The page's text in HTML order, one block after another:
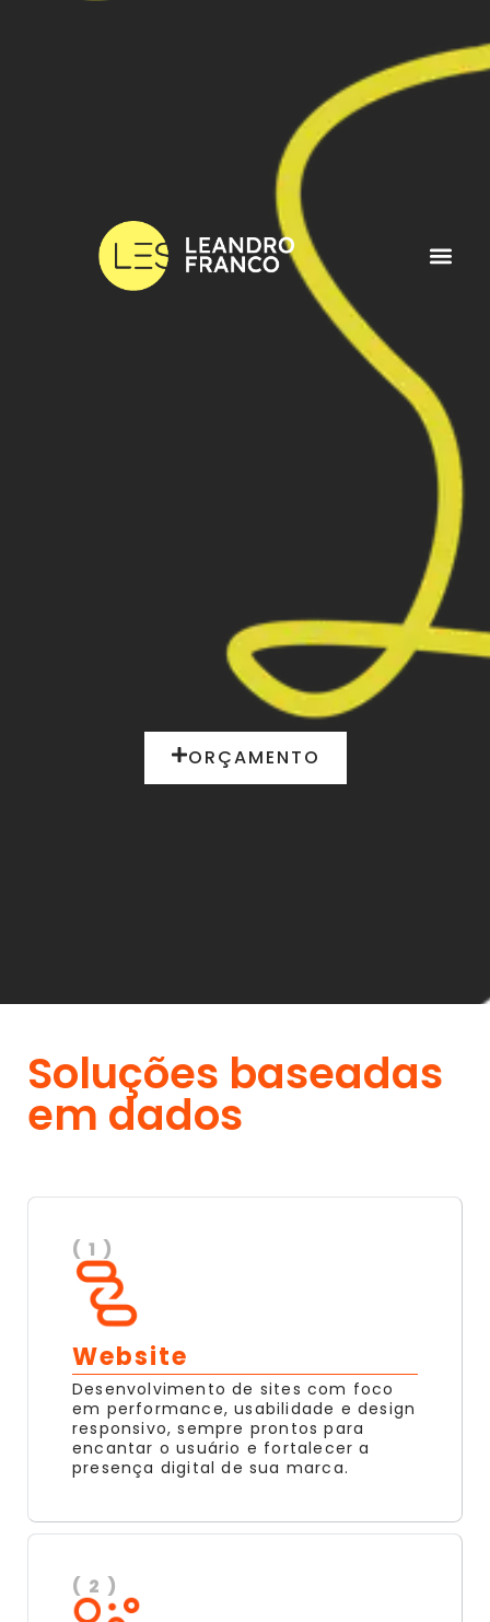
ORÇAMENTO
Soluções baseadas
em dados
( 1 )
Website
Desenvolvimento de sites com foco
em performance, usabilidade e design
responsivo, sempre prontos para
encantar o usuário e fortalecer a
presença digital de sua marca.
( 2 )